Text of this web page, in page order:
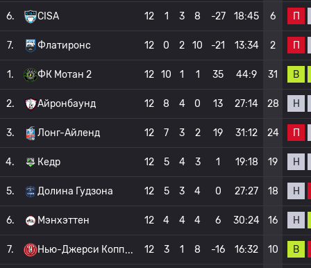
6. CISA 12 1 3 8 -27 18:45 6 П
7. Флатиронс 12 0 2 10 -21 13:34 2 П
1. ФК Мотан 2 12 10 1 1 35 44:9 31 В
2. Айронбаунд 12 8 4 0 13 27:14 28 Н
3. Лонг-Айленд 12 7 3 2 19 31:12 24 П
4. Кедр 12 5 4 3 1 19:18 19 Н
5. Долина Гудзона 12 5 3 4 0 27:27 18 Н
6. Мэнхэттен 12 4 4 4 6 30:24 16 Н
7. Нью-Джерси Копп 12 3 1 8 -16 16:32 10 В